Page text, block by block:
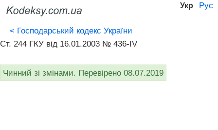
Укр Рус
< Господарський кодекс України
Ст. 244 ГКУ від 16.01.2003 № 436-IV
Чинний зі змінами. Перевірено 08.07.2019